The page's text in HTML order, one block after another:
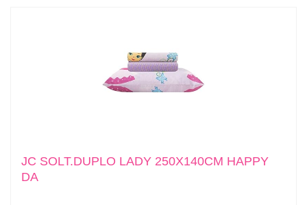
JC SOLT.DUPLO LADY 250X140CM HAPPY
DA